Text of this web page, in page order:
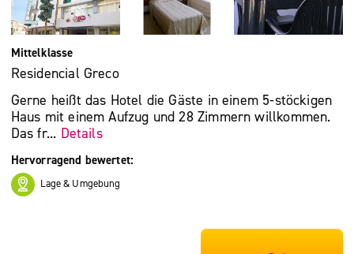
Mittelklasse
Residencial Greco
Gerne heißt das Hotel die Gäste in einem 5-stöckigen
Haus mit einem Aufzug und 28 Zimmern willkommen.
Das fr... Details
Hervorragend bewertet:
Lage & Umgebung